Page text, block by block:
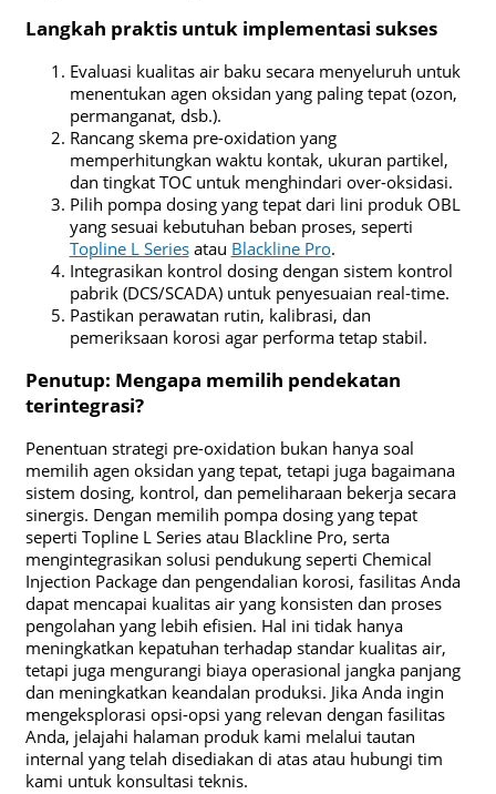
Langkah praktis untuk implementasi sukses
Evaluasi kualitas air baku secara menyeluruh untuk
menentukan agen oksidan yang paling tepat (ozon,
permanganat, dsb.).
Rancang skema pre-oxidation yang
memperhitungkan waktu kontak, ukuran partikel,
dan tingkat TOC untuk menghindari over-oksidasi.
Pilih pompa dosing yang tepat dari lini produk OBL
yang sesuai kebutuhan beban proses, seperti
Topline L Seriesatau Blackline Pro.
Integrasikan kontrol dosing dengan sistem kontrol
pabrik (DCS/SCADA) untuk penyesuaian real-time.
Pastikan perawatan rutin, kalibrasi, dan
pemeriksaan korosi agar performa tetap stabil.
Penutup: Mengapa memilih pendekatan
terintegrasi?
Penentuan strategi pre-oxidation bukan hanya soal
memilih agen oksidan yang tepat, tetapi juga bagaimana
sistem dosing, kontrol, dan pemeliharaan bekerja secara
sinergis. Dengan memilih pompa dosing yang tepat
seperti Topline L Series atau Blackline Pro, serta
mengintegrasikan solusi pendukung seperti Chemical
Injection Package dan pengendalian korosi, fasilitas Anda
dapat mencapai kualitas air yang konsisten dan proses
pengolahan yang lebih efisien. Hal ini tidak hanya
meningkatkan kepatuhan terhadap standar kualitas air,
tetapi juga mengurangi biaya operasional jangka panjang
dan meningkatkan keandalan produksi. Jika Anda ingin
mengeksplorasi opsi-opsi yang relevan dengan fasilitas
Anda, jelajahi halaman produk kami melalui tautan
internal yang telah disediakan di atas atau hubungi tim
kami untuk konsultasi teknis.